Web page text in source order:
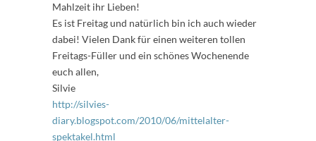
Mahlzeit ihr Lieben!
Es ist Freitag und natürlich bin ich auch wieder
dabei! Vielen Dank für einen weiteren tollen
Freitags-Füller und ein schönes Wochenende
euch allen,
Silvie
http://silvies-
diary.blogspot.com/2010/06/mittelalter-
spektakel.html